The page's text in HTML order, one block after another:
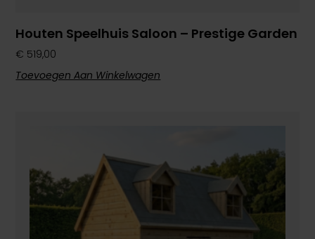
Houten Speelhuis Saloon – Prestige Garden
€ 519,00
Toevoegen Aan Winkelwagen